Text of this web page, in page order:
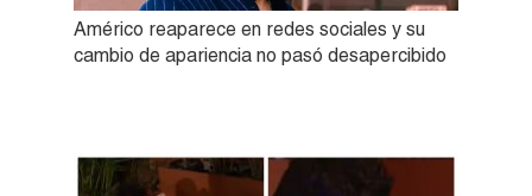
Américo reaparece en redes sociales y su
cambio de apariencia no pasó desapercibido